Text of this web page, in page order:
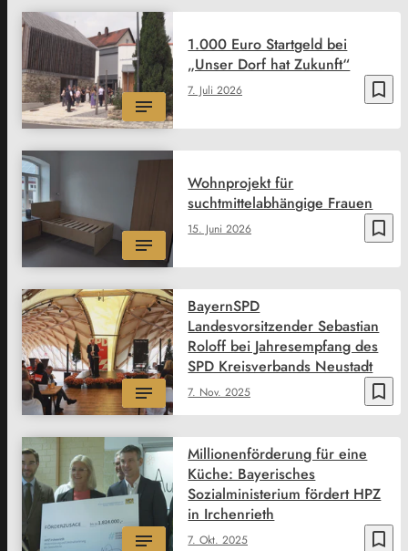
bookmark_border
7. Juli 2026
1.000 Euro Startgeld bei
„Unser Dorf hat Zukunft“
bookmark_border
15. Juni 2026
Wohnprojekt für
suchtmittelabhängige Frauen
bookmark_border
7. Nov. 2025
BayernSPD
Landesvorsitzender Sebastian
Roloff bei Jahresempfang des
SPD Kreisverbands Neustadt
bookmark_border
7. Okt. 2025
Millionenförderung für eine
Küche: Bayerisches
Sozialministerium fördert HPZ
in Irchenrieth